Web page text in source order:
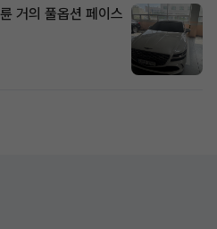
거의 풀옵션 페이스